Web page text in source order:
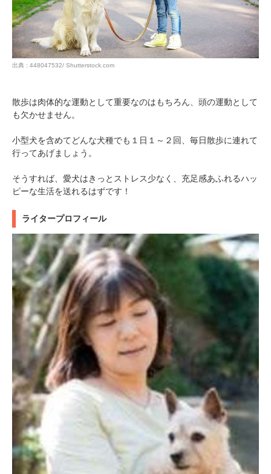
出典 : 448047532/ Shutterstock.com
散歩は肉体的な運動として重要なのはもちろん、頭の運動として
も欠かせません。
小型犬を含めてどんな犬種でも１日１～２回、毎日散歩に連れて
行ってあげましょう。
そうすれば、愛犬はきっとストレス少なく、充足感あふれるハッ
ピーな生活を送れるはずです！
ライタープロフィール